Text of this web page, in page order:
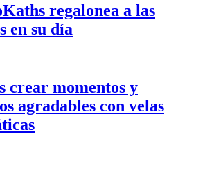
regalonea a las
en su día
crear momentos y
agradables con velas